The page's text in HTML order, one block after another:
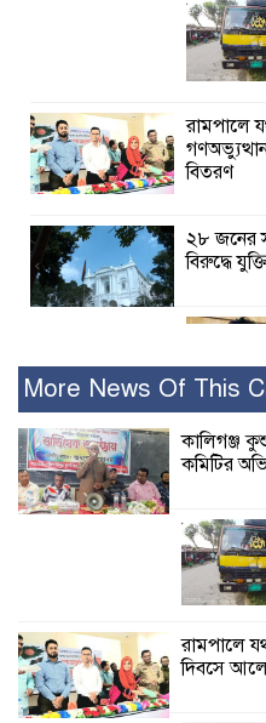
রামপালে
বিতরণ
২৮ জনের
বিরুদ্ধে
পাঁচ মাসে
মিলল
More News Of This
কালিগঞ্জ
কমিটির
রামপালে
দিবসে